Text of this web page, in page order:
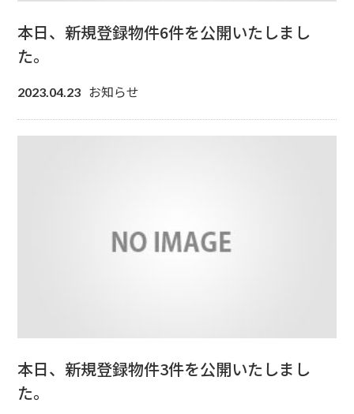
本日、新規登録物件6件を公開いたしまし
た。
2023.04.23 お知らせ
本日、新規登録物件3件を公開いたしまし
た。